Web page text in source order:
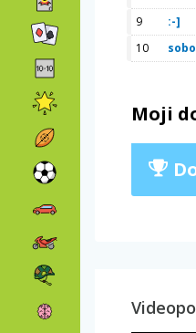
9
:-]
10
Moji